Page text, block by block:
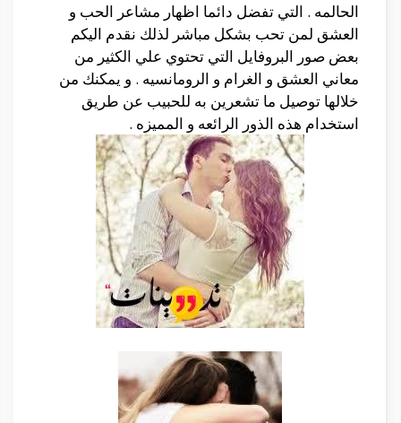
الحالمه . التي تفضل دائما اظهار مشاعر الحب و
العشق لمن تحب بشكل مباشر لذلك نقدم اليكم
بعض صور البروفايل التي تحتوي علي الكثير من
معاني العشق و الغرام و الرومانسيه . و يمكنك من
خلالها توصيل ما تشعرين به للحبيب عن طريق
استخدام هذه الذور الرائعه و المميزه .